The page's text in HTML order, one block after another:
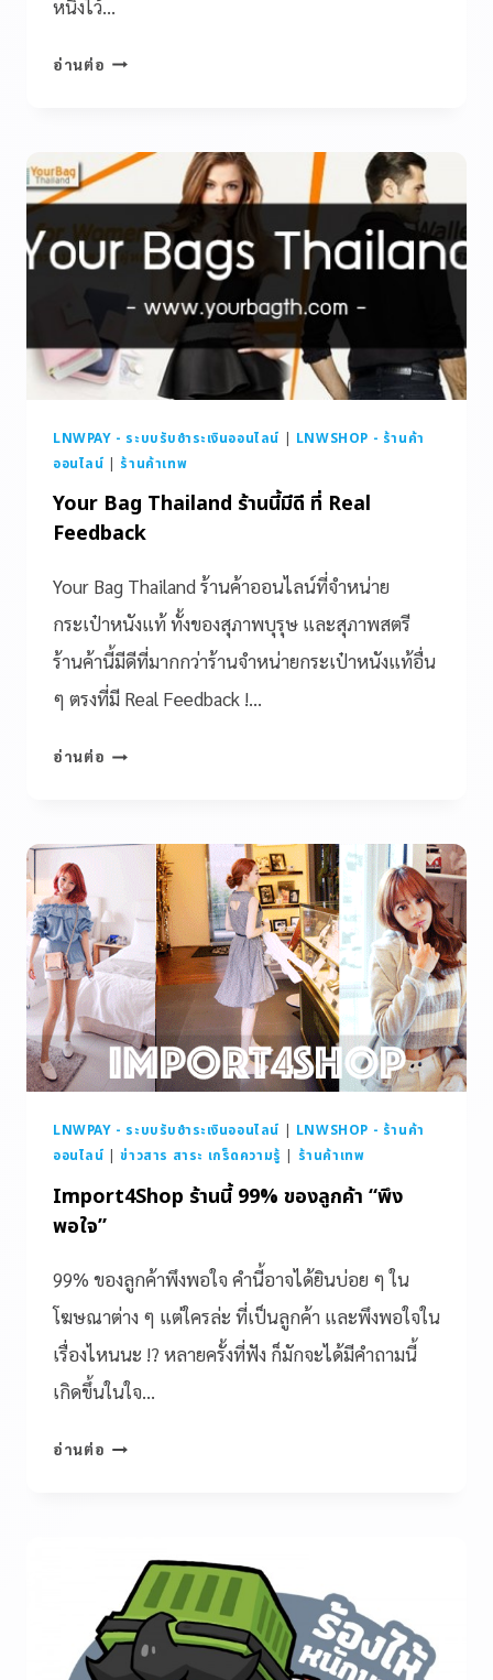
หนึ่งไว้…
อ่านต่อ
LNWPAY - ระบบรับชำระเงินออนไลน์ | LNWSHOP - ร้านค้า
ออนไลน์ | ร้านค้าเทพ
Your Bag Thailand ร้านนี้มีดี ที่ Real
Feedback
Your Bag Thailand ร้านค้าออนไลน์ที่จำหน่าย
กระเป๋าหนังแท้ ทั้งของสุภาพบุรุษ และสุภาพสตรี
ร้านค้านี้มีดีที่มากกว่าร้านจำหน่ายกระเป๋าหนังแท้อื่น
ๆ ตรงที่มี Real Feedback !…
อ่านต่อ
LNWPAY - ระบบรับชำระเงินออนไลน์
LNWSHOP - ร้านค้า
ออนไลน์ |ข่าวสาร สาระ เกร็ดความรู้ ร้านค้าเทพ
Import4Shop ร้านนี้ 99% ของลูกค้า “พึง
พอใจ”
99% ของลูกค้าพึงพอใจ คำนี้อาจได้ยินบ่อย ๆ ใน
โฆษณาต่าง ๆ แต่ใครล่ะ ที่เป็นลูกค้า และพึงพอใจใน
เรื่องไหนนะ !? หลายครั้งที่ฟัง ก็มักจะได้มีคำถามนี้
เกิดขึ้นในใจ…
อ่านต่อ